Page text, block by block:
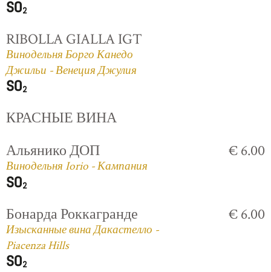
RIBOLLA GIALLA IGT
Винодельня Борго Канедо
Джильи - Венеция Джулия
КРАСНЫЕ ВИНА
Альянико ДОП
Винодельня Iorio - Кампания
€ 6.00
Бонарда Роккагранде
Изысканные вина Дакастелло -
Piacenza Hills
€ 6.00